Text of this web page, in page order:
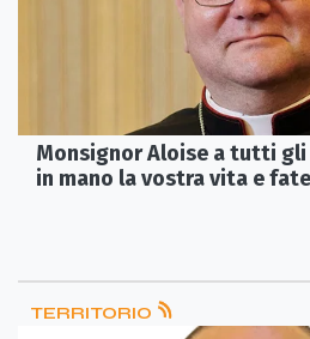
Monsignor Aloise a tutti
in mano la vostra vita e
TERRITORIO